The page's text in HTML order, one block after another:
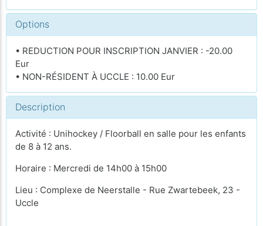
Options
• REDUCTION POUR INSCRIPTION JANVIER : -20.00
Eur
• NON-RÉSIDENT À UCCLE : 10.00 Eur
Description
Activité : Unihockey / Floorball en salle pour les enfants
de 8 à 12 ans.
Horaire : Mercredi de 14h00 à 15h00
Lieu : Complexe de Neerstalle - Rue Zwartebeek, 23 -
Uccle